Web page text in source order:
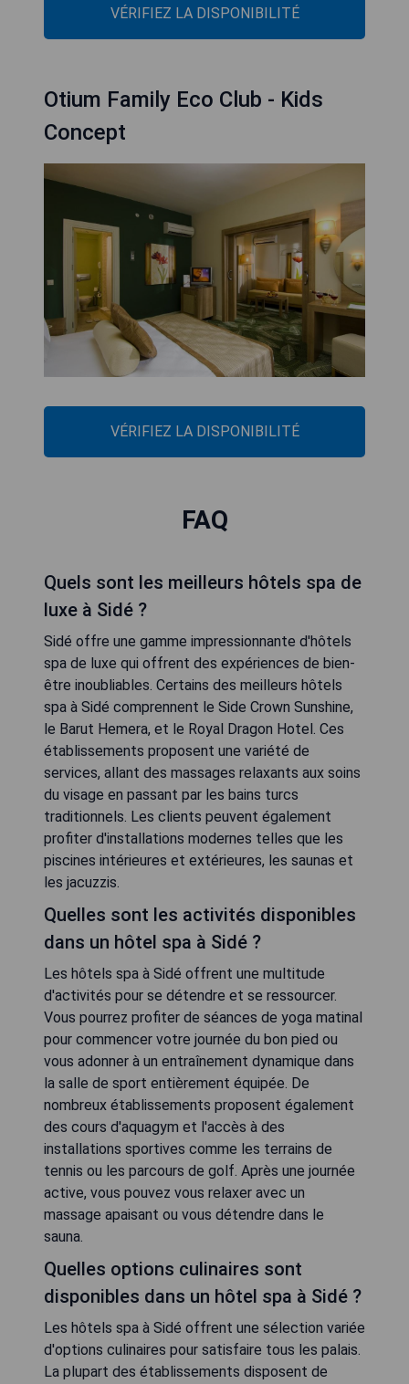
VÉRIFIEZ LA DISPONIBILITÉ
Otium Family Eco Club - Kids
Concept
VÉRIFIEZ LA DISPONIBILITÉ
FAQ
Quels sont les meilleurs hôtels spa de
luxe à Sidé ?
Sidé offre une gamme impressionnante d'hôtels
spa de luxe qui offrent des expériences de bien-
être inoubliables. Certains des meilleurs hôtels
spa à Sidé comprennent le Side Crown Sunshine,
le Barut Hemera, et le Royal Dragon Hotel. Ces
établissements proposent une variété de
services, allant des massages relaxants aux soins
du visage en passant par les bains turcs
traditionnels. Les clients peuvent également
profiter d'installations modernes telles que les
piscines intérieures et extérieures, les saunas et
les jacuzzis.
Quelles sont les activités disponibles
dans un hôtel spa à Sidé ?
Les hôtels spa à Sidé offrent une multitude
d'activités pour se détendre et se ressourcer.
Vous pourrez profiter de séances de yoga matinal
pour commencer votre journée du bon pied ou
vous adonner à un entraînement dynamique dans
la salle de sport entièrement équipée. De
nombreux établissements proposent également
des cours d'aquagym et l'accès à des
installations sportives comme les terrains de
tennis ou les parcours de golf. Après une journée
active, vous pouvez vous relaxer avec un
massage apaisant ou vous détendre dans le
sauna.
Quelles options culinaires sont
disponibles dans un hôtel spa à Sidé ?
Les hôtels spa à Sidé offrent une sélection variée
d'options culinaires pour satisfaire tous les palais.
La plupart des établissements disposent de